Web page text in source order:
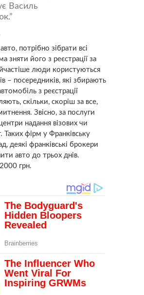
Василь
потрібно зібрати всі
зняти його з реєстрації за
люди користуються
– посередників, які збирають
з реєстрації
скільки, скоріш за все,
Звісно, за послуги
надання візових чи
Таких фірм у Франківську
деякі франківські брокери
авто до трьох днів.
грн.